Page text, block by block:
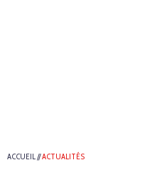
ACCUEIL//ACTUALITÉS